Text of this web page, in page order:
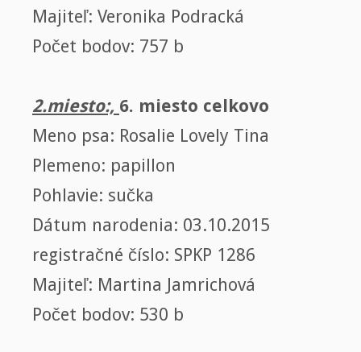
Majiteľ: Veronika Podracká
Počet bodov: 757 b
2.miesto:, 6. miesto celkovo
Meno psa: Rosalie Lovely Tina
Plemeno: papillon
Pohlavie: sučka
Dátum narodenia: 03.10.2015
registračné číslo: SPKP 1286
Majiteľ: Martina Jamrichová
Počet bodov: 530 b